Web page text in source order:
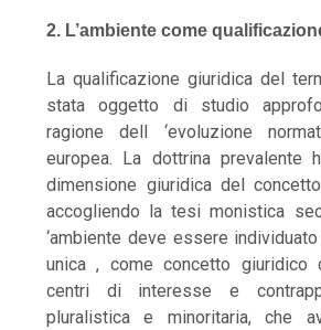
2. L’ambiente come
La qualificazione giuridica del
stata oggetto di studio
ragione dell ‘evoluzione
europea. La dottrina prevalente
dimensione giuridica del
accogliendo la tesi monistica
‘ambiente deve essere
unica , come concetto giuridico
centri di interesse e
pluralistica e minoritaria, che